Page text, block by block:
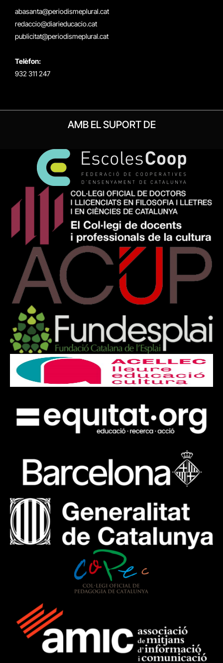
abasanta@periodismeplural.cat
redaccio@diarieducacio.cat
publicitat@periodismeplural.cat
Telèfon:
932 311 247
AMB EL SUPORT DE